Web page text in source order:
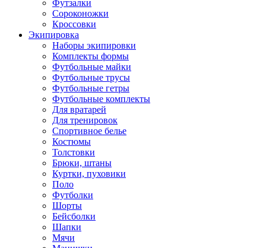
Футзалки
Сороконожки
Кроссовки
Экипировка
Наборы экипировки
Комплекты формы
Футбольные майки
Футбольные трусы
Футбольные гетры
Футбольные комплекты
Для вратарей
Для тренировок
Спортивное белье
Костюмы
Толстовки
Брюки, штаны
Куртки, пуховики
Поло
Футболки
Шорты
Бейсболки
Шапки
Мячи